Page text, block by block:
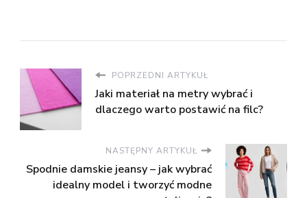
POPRZEDNI ARTYKUŁ
Jaki materiał na metry wybrać i
dlaczego warto postawić na filc?
NASTĘPNY ARTYKUŁ
Spodnie damskie jeansy – jak wybrać
idealny model i tworzyć modne